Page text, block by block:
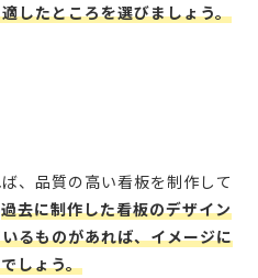
したところを選びましょう。
、品質の高い看板を制作して
過去に制作した看板のデザイン
るものがあれば、イメージに
しょう。